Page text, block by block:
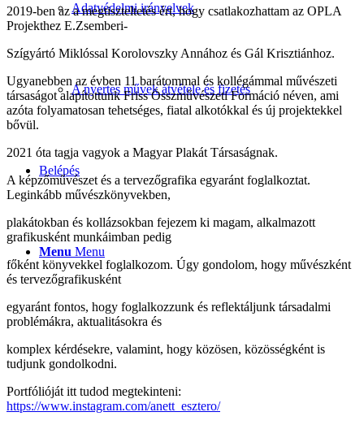
Adatvédelmi irányelvek
A nyertes művek átvétele és fizetés
Belépés
Menu Menu
2019-ben az a megtiszteltetés ért, hogy csatlakozhattam az OPLA
Projekthez E.Zsemberi-
Szígyártó Miklóssal Korolovszky Annához és Gál Krisztiánhoz.
Ugyanebben az évben 11 barátommal és kollégámmal művészeti
társaságot alapítottunk Friss Összművészeti Formáció néven, ami
azóta folyamatosan tehetséges, fiatal alkotókkal és új projektekkel
bővül.
2021 óta tagja vagyok a Magyar Plakát Társaságnak.
A képzőművészet és a tervezőgrafika egyaránt foglalkoztat.
Leginkább művészkönyvekben,
plakátokban és kollázsokban fejezem ki magam, alkalmazott
grafikusként munkáimban pedig
főként könyvekkel foglalkozom. Úgy gondolom, hogy művészként
és tervezőgrafikusként
egyaránt fontos, hogy foglalkozzunk és reflektáljunk társadalmi
problémákra, aktualitásokra és
komplex kérdésekre, valamint, hogy közösen, közösségként is
tudjunk gondolkodni.
Portfólióját itt tudod megtekinteni:
https://www.instagram.com/anett_esztero/